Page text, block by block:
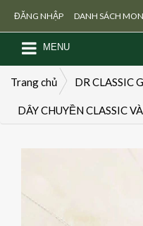
DANH SÁCH
ĐĂNG NHẬP
MENU
Trang chủ DR CLASSIC
DÂY CHUYỀN CLASSIC